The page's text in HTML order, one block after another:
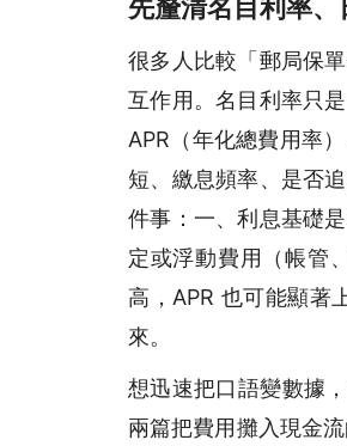
先釐清名目利率、
很多人比較「郵局保
互作用。名目利率只
APR（年化總費用率
短、繳息頻率、是否
件事：一、利息基礎
定或浮動費用（帳管
高，APR 也可能顯著
來。
想迅速把口語變數據
兩篇把費用攤入現金